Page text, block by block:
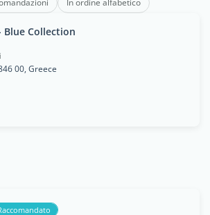
In ordine alfabetico
Blue Collection
00, Greece